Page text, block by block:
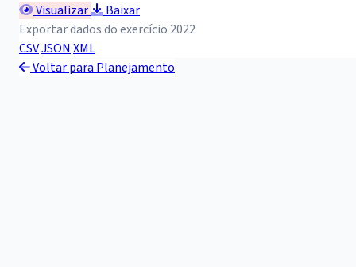
Visualizar
Baixar
Exportar dados do exercício 2022
CSVJSON XML
Voltar para Planejamento